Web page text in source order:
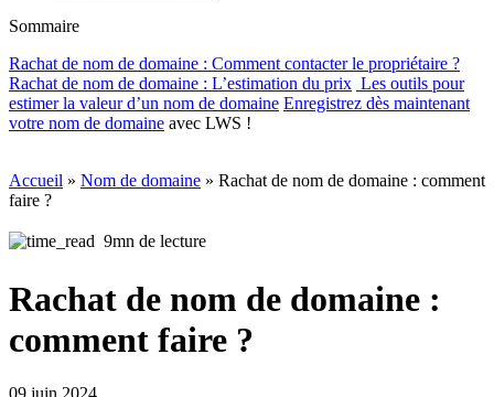
Sommaire
Rachat de nom de domaine : Comment contacter le propriétaire ?
Rachat de nom de domaine : L’estimation du prix Les outils pour
estimer la valeur d’un nom de domaine Enregistrez dès maintenant
votre nom de domaine avec LWS !
Accueil » Nom de domaine » Rachat de nom de domaine : comment
faire ?
9mn de lecture
Rachat de nom de domaine :
comment faire ?
09 juin 2024